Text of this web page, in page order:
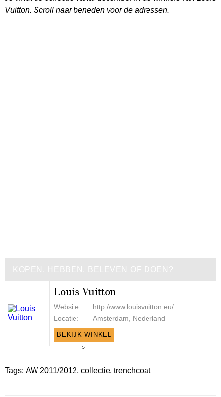
Vuitton. Scroll naar beneden voor de adressen.
KOPEN, HEBBEN, BELEVEN OF DOEN?
Louis Vuitton
Website:
http://www.louisvuitton.eu/
Locatie:
Amsterdam, Nederland
BEKIJK WINKEL
>
Tags: AW 2011/2012, collectie, trenchcoat